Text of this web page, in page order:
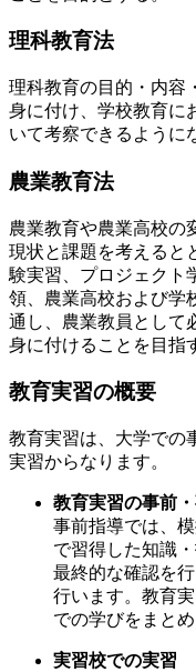
理科教育法
理科教育の目的・内容
身に付け、学校教育に
いて考察できるように
農業教育法
農業教育や農業高校の
現状と課題を考えると
験実習、プロジェクト
領、農業高校および学
通し、農業教員として
身に付けることを目指
教育実習の概要
教育実習は、大学での
実習からなります。
教育実習の事前
事前指導では、
で習得した知識
最終的な確認を
行います。教育
での学びをまとめ
実習校での実習